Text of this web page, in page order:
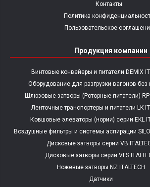
Контакты
Политика
Пользовательское
Продукция компании
Винтовые конвейеры и питатели DEMIX
Оборудование для разгрузки вагонов без
Шлюзовые затворы (Роторные питатели) RP
Ленточные транспортеры и питатели LK
Ковшовые элеваторы (нории) серии EKL
Воздушные фильтры и системы аспирации
Дисковые затворы серии VB
Дисковые затворы серии VFS
Ножевые затворы NZ ITALTECH
Датчики